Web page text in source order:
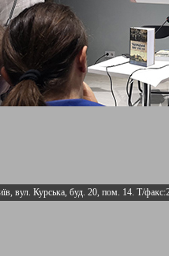
вул. Курська, буд. 20, пом. 14. Т/